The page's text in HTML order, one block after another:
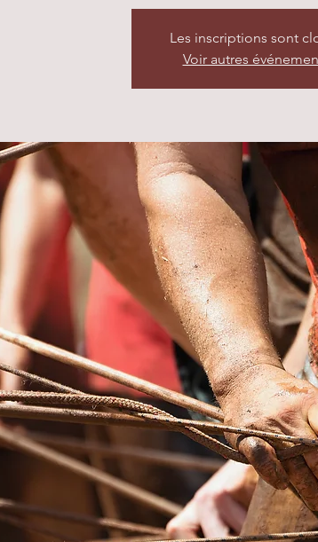
Les inscriptions sont
Voir autres